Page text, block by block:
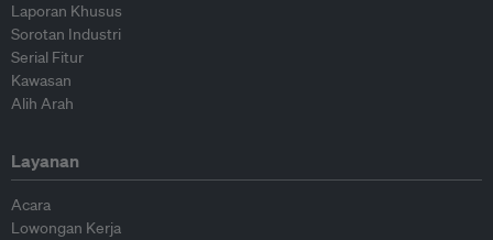
Laporan Khusus
Sorotan Industri
Serial Fitur
Kawasan
Alih Arah
Layanan
Acara
Lowongan Kerja